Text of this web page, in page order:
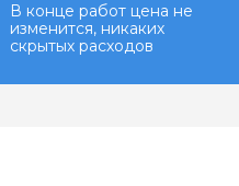
В конце работ цена не
изменится, никаких
скрытых расходов